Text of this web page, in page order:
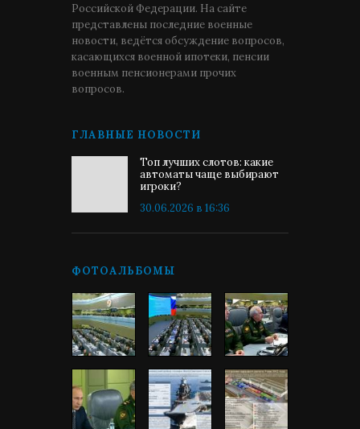
Российской Федерации. На сайте
представлены последние военные
новости, ведётся обсуждение вопросов,
касающихся военной ипотеки, пенсии
военным пенсионерами прочих
вопросов.
ГЛАВНЫЕ НОВОСТИ
Топ лучших слотов: какие
автоматы чаще выбирают
игроки?
30.06.2026 в 16:36
ФОТОАЛЬБОМЫ